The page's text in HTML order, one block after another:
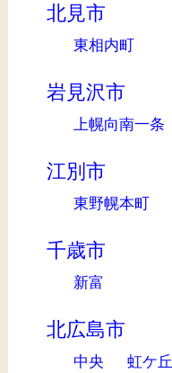
北見市
東相内町
岩見沢市
上幌向南一条
江別市
東野幌本町
千歳市
新富
北広島市
中央 虹ケ丘